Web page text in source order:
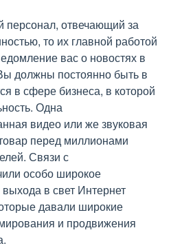
персонал, отвечающий за
то их главной работой
вас о новостях в
должны постоянно быть в
в сфере бизнеса, в которой
Одна
видео или же звуковая
перед миллионами
Связи с
особо широкое
в свет Интернет
давали широкие
и продвижения